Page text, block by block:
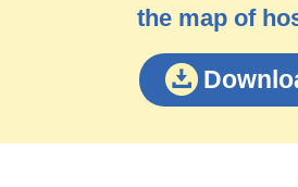
the map of